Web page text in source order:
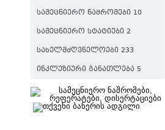
ᲡᲐᲛᲔᲪᲜᲘᲔᲠᲝ ᲜᲐᲨᲠᲝᲛᲔᲑᲘ 10
ᲡᲐᲛᲔᲪᲜᲘᲔᲠᲝ ᲡᲢᲐᲢᲘᲔᲑᲘ 2
ᲡᲐᲮᲔᲚᲛᲫᲦᲕᲜᲔᲚᲝᲔᲑᲘ 233
ᲘᲜᲙᲚᲣᲖᲘᲣᲠᲘ ᲒᲐᲜᲐᲗᲚᲔᲑᲐ 5